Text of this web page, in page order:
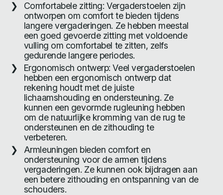
Comfortabele zitting: Vergaderstoelen zijn
ontworpen om comfort te bieden tijdens
langere vergaderingen. Ze hebben meestal
een goed gevoerde zitting met voldoende
vulling om comfortabel te zitten, zelfs
gedurende langere periodes.
Ergonomisch ontwerp: Veel vergaderstoelen
hebben een ergonomisch ontwerp dat
rekening houdt met de juiste
lichaamshouding en ondersteuning. Ze
kunnen een gevormde rugleuning hebben
om de natuurlijke kromming van de rug te
ondersteunen en de zithouding te
verbeteren.
Armleuningen bieden comfort en
ondersteuning voor de armen tijdens
vergaderingen. Ze kunnen ook bijdragen aan
een betere zithouding en ontspanning van de
schouders.